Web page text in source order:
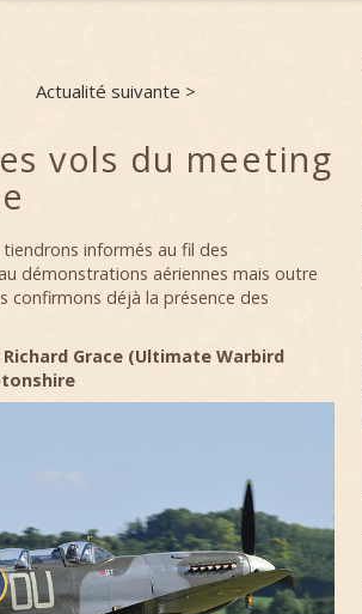
Actualité suivante >
vols du meeting
informés au fil des
démonstrations aériennes mais outre
confirmons déjà la présence des
Richard Grace (Ultimate Warbird